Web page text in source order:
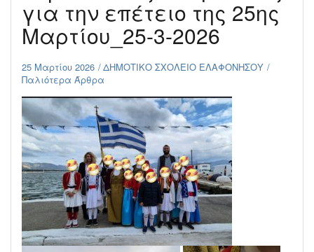
για την επέτειο της 25ης
Μαρτίου_25-3-2026
25 Μαρτίου 2026
ΔΗΜΟΤΙΚΟ ΣΧΟΛΕΙΟ ΕΛΑΦΟΝΗΣΟΥ
Παλιότερα Άρθρα